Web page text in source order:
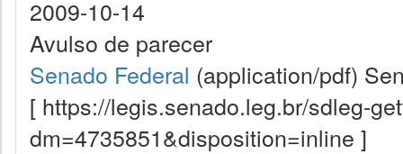
2009-10-14
Avulso de parecer
Senado Federal (application/pdf)
[ https://legis.senado.leg.br/sdleg-
dm=4735851&disposition=inline ]